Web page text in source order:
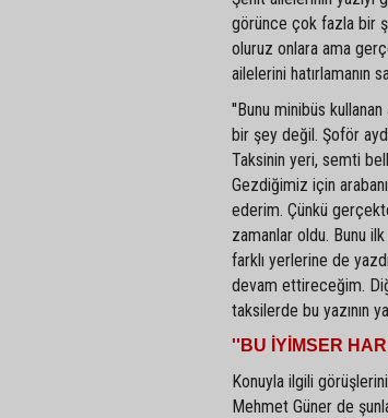
görünce çok fazla bir
oluruz onlara ama
ailelerini hatırlamanın
''Bunu minibüs
bir şey değil. Şoför
Taksinin yeri, semti
Gezdiğimiz için
ederim. Çünkü
zamanlar oldu. Bunu
farklı yerlerine de
devam ettireceğim.
taksilerde bu yazının
''BU İYİMSER
Konuyla ilgili
Mehmet Güner de